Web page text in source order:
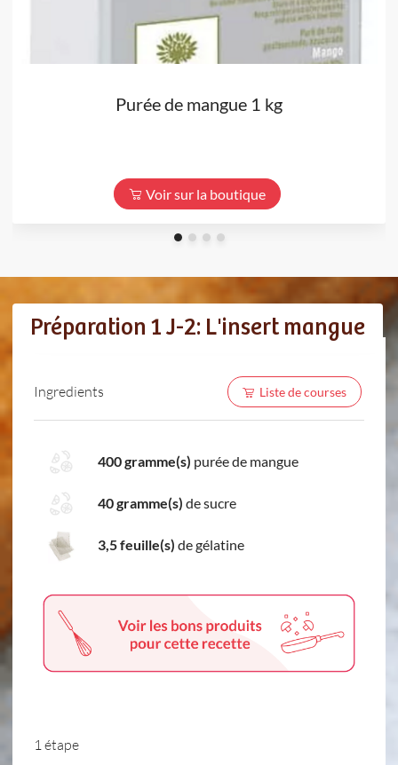
Purée de mangue 1 kg
Voir sur la boutique
Préparation 1 J-2: L'insert mangue
Ingredients Liste de courses
400 gramme(s) purée de mangue
40 gramme(s) de sucre
3,5 feuille(s) de gélatine
1 étape